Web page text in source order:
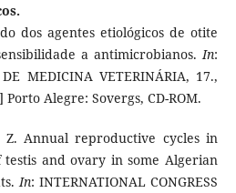
dos agentes etiológicos de otite
a antimicrobianos.In:
DE MEDICINA VETERINÁRIA, 17.,
Porto Alegre: Sovergs, CD-ROM.
Z. Annual reproductive cycles in
and ovary in some Algerian
In: INTERNATIONAL CONGRESS